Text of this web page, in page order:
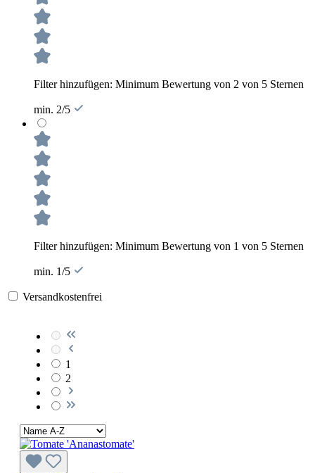
Filter hinzufügen: Minimum Bewertung von 2 von 5 Sternen
min. 2/5
Filter hinzufügen: Minimum Bewertung von 1 von 5 Sternen
min. 1/5
Versandkostenfrei
1
2